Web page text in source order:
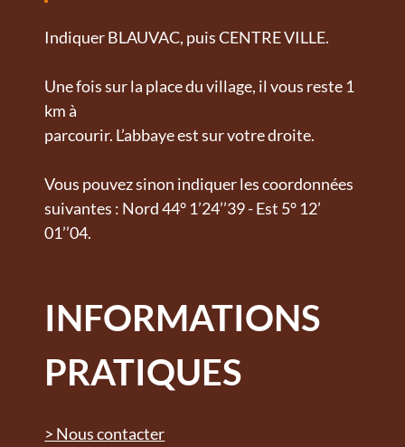
Indiquer BLAUVAC, puis CENTRE VILLE.
Une fois sur la place du village, il vous reste 1
km à
parcourir. L’abbaye est sur votre droite.
Vous pouvez sinon indiquer les coordonnées
suivantes : Nord 44° 1’24’’39 - Est 5° 12’
01’’04.
INFORMATIONS
PRATIQUES
> Nous contacter